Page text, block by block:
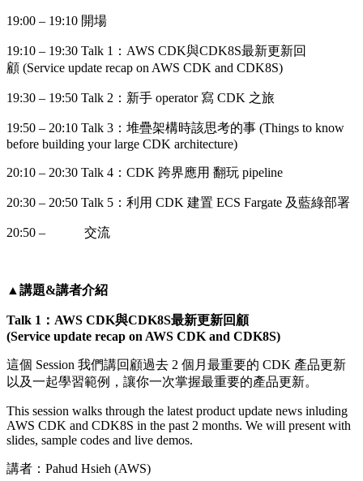
19:00 – 19:10 開場
19:10 – 19:30 Talk 1：AWS CDK與CDK8S最新更新回
顧 (Service update recap on AWS CDK and CDK8S)
19:30 – 19:50 Talk 2：新手 operator 寫 CDK 之旅
19:50 – 20:10 Talk 3：堆疊架構時該思考的事 (Things to know
before building your large CDK architecture)
20:10 – 20:30 Talk 4：CDK 跨界應用 翻玩 pipeline
20:30 – 20:50 Talk 5：利用 CDK 建置 ECS Fargate 及藍綠部署
20:50 – 交流
▲講題&講者介紹
Talk 1：AWS CDK與CDK8S最新更新回顧
(Service update recap on AWS CDK and CDK8S)
這個 Session 我們講回顧過去 2 個月最重要的 CDK 產品更新
以及一起學習範例，讓你一次掌握最重要的產品更新。
This session walks through the latest product update news inluding
AWS CDK and CDK8S in the past 2 months. We will present with
slides, sample codes and live demos.
講者：Pahud Hsieh (AWS)